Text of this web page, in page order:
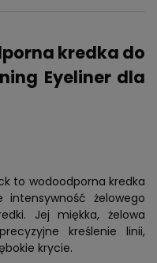
kredka do
Eyeliner dla
to wodoodporna kredka
żelowego
Jej miękka, żelowa
kreślenie linii,
krycie.